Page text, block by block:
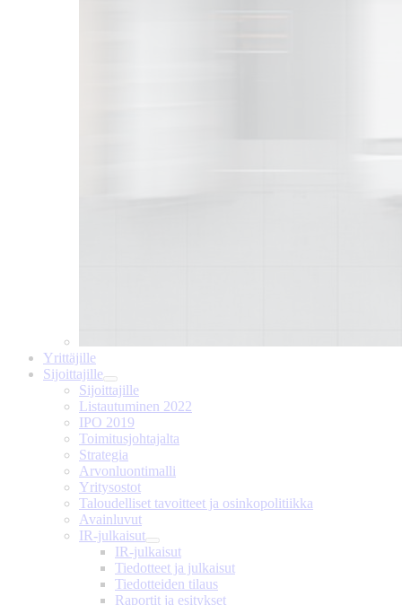
Yrittäjille
Sijoittajille
Sijoittajille
Listautuminen 2022
IPO 2019
Toimitusjohtajalta
Strategia
Arvonluontimalli
Yritysostot
Taloudelliset tavoitteet ja osinkopolitiikka
Avainluvut
IR-julkaisut
IR-julkaisut
Tiedotteet ja julkaisut
Tiedotteiden tilaus
Raportit ja esitykset